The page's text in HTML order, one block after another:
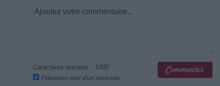
Caractères restants : 1000
Prévenez-moi d'un nouveau